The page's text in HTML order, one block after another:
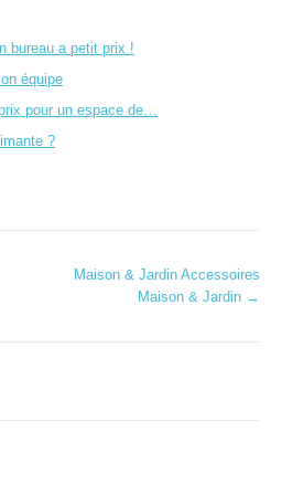
bureau a petit prix !
équipe
pour un espace de…
?
Maison & Jardin Accessoires
Maison & Jardin →